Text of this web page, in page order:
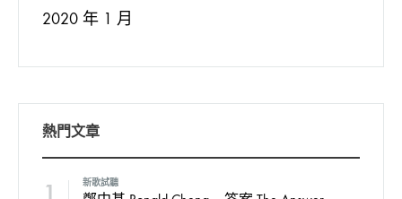
2020 年 1 月
熱門文章
新歌試聽